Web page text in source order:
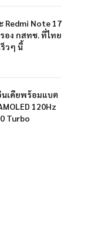
Redmi Note 17
อง กสทช. ที่ไทย
วๆ นี้
นเดียพร้อมแบต
120Hz
Turbo